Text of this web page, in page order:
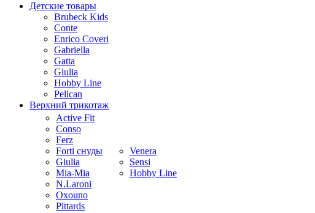
Детские товары
Brubeck Kids
Conte
Enrico Coveri
Gabriella
Gatta
Giulia
Hobby Line
Pelican
Верхний трикотаж
Active Fit
Conso
Ferz
Forti снуды
Giulia
Mia-Mia
N.Laroni
Oxouno
Pittards
Venera
Sensi
Hobby Line